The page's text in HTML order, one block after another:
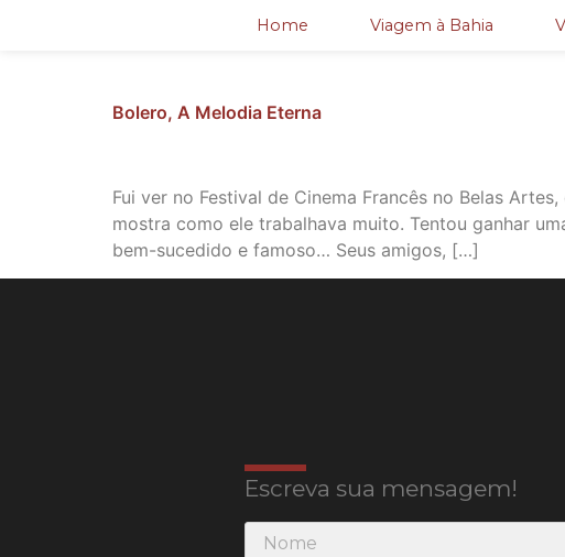
Home Viagem à Bahia
Bolero, A Melodia Eterna
Fui ver no Festival de Cinema Francês no Belas
mostra como ele trabalhava muito. Tentou ganhar
bem-sucedido e famoso… Seus amigos, […]
Escreva sua mensagem!